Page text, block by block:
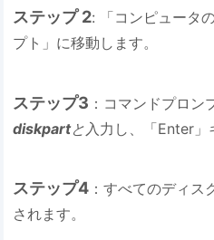
ステップ 2: 「コンピュータ
プト」に移動します。
ステップ3 ：コマンドプロン
diskpartと 入力し、「Enter」
ステップ4 ：すべてのディ
されます。